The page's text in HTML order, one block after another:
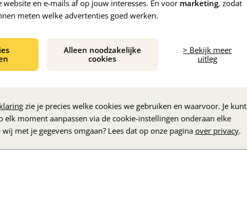
website en e-mails af op jouw interesses. En voor marketing, zodat
meten welke advertenties goed werken.
Alleen noodzakelijke
cookies
> Bekijk meer
uitleg
zie je precies welke cookies we gebruiken en waarvoor. Je kunt
elk moment aanpassen via de cookie-instellingen onderaan elke
wij met je gegevens omgaan? Lees dat op onze pagina over privacy.